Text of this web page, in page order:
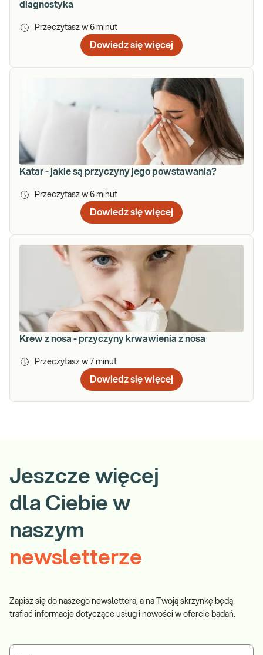
diagnostyka
Przeczytasz w 6 minut
Dowiedz się więcej
Katar - jakie są przyczyny jego powstawania?
Przeczytasz w 6 minut
Dowiedz się więcej
Krew z nosa - przyczyny krwawienia z nosa
Przeczytasz w 7 minut
Dowiedz się więcej
Jeszcze więcej
dla Ciebie w
naszym
newsletterze
Zapisz się do naszego newslettera, a na Twoją skrzynkę będą
trafiać informacje dotyczące usług i nowości w ofercie badań.